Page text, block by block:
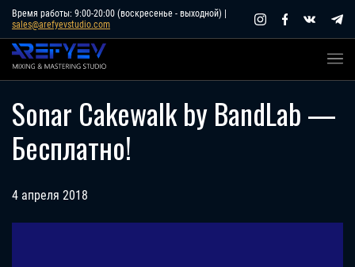
Skip
content
Время работы: 9:00-20:00 (воскресенье - выходной) |
sales@arefyevstudio.com
Sonar Cakewalk by BandLab —
Бесплатно!
4 апреля 2018